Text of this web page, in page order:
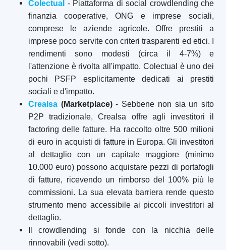
Colectual - Piattaforma di social crowdlending che
finanzia cooperative, ONG e imprese sociali,
comprese le aziende agricole. Offre prestiti a
imprese poco servite con criteri trasparenti ed etici. I
rendimenti sono modesti (circa il 4-7%) e
l'attenzione è rivolta all'impatto. Colectual è uno dei
pochi PSFP esplicitamente dedicati ai prestiti
sociali e d'impatto.
Crealsa (Marketplace)- Sebbene non sia un sito
P2P tradizionale, Crealsa offre agli investitori il
factoring delle fatture. Ha raccolto oltre 500 milioni
di euro in acquisti di fatture in Europa. Gli investitori
al dettaglio con un capitale maggiore (minimo
10.000 euro) possono acquistare pezzi di portafogli
di fatture, ricevendo un rimborso del 100% più le
commissioni. La sua elevata barriera rende questo
strumento meno accessibile ai piccoli investitori al
dettaglio.
Il crowdlending si fonde con la nicchia delle
rinnovabili (vedi sotto).